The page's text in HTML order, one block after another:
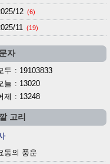
12 (6)
11 (19)
자
두 : 19103833
늘 : 13020
제 : 13248
고리
동의 풍운